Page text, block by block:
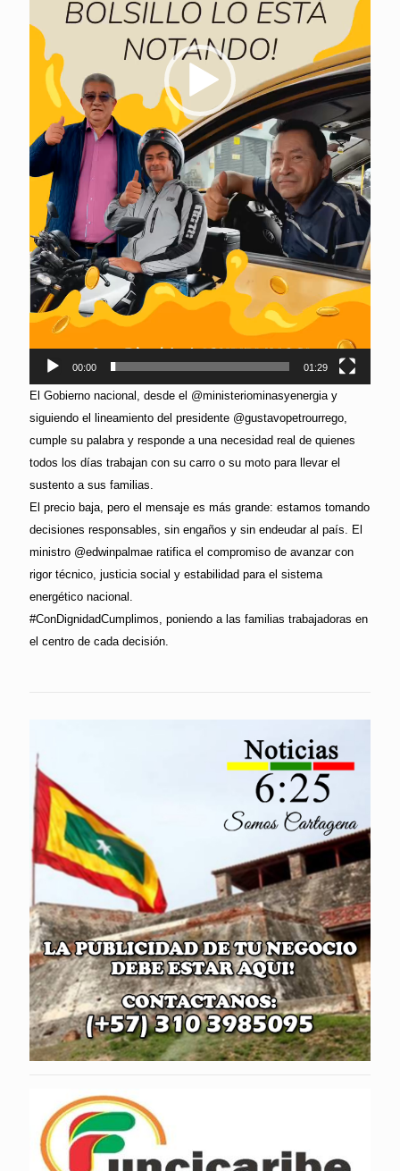
00:00 01:29
El Gobierno nacional, desde el @ministeriominasyenergia y
siguiendo el lineamiento del presidente @gustavopetrourrego,
cumple su palabra y responde a una necesidad real de quienes
todos los días trabajan con su carro o su moto para llevar el
sustento a sus familias.
El precio baja, pero el mensaje es más grande: estamos tomando
decisiones responsables, sin engaños y sin endeudar al país. El
ministro @edwinpalmae ratifica el compromiso de avanzar con
rigor técnico, justicia social y estabilidad para el sistema
energético nacional.
#ConDignidadCumplimos, poniendo a las familias trabajadoras en
el centro de cada decisión.